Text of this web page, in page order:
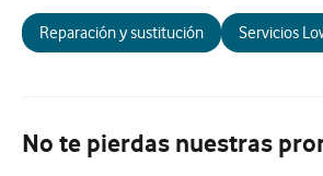
Reparación y sustitución Servicios
No te pierdas nuestras